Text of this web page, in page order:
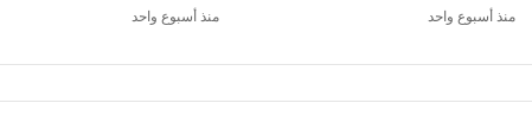
منذ أسبوع واحد منذ أسبوع واحد